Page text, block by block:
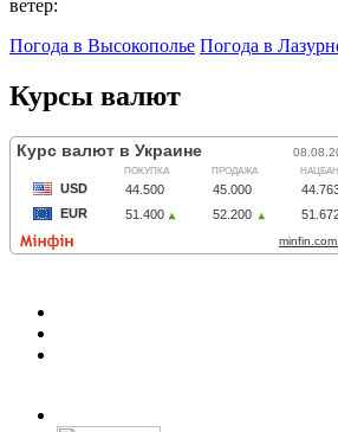
ветер:
Погода в Высокополье Погода в
Курсы валют